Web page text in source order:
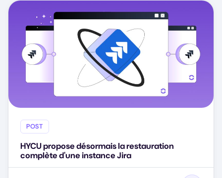
POST
HYCU propose désormais la restauration
complète d'une instance Jira